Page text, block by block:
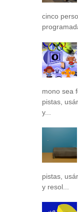
cinco
mono sea
pistas,
y...
pistas,
y resol...